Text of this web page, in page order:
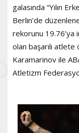
galasında “Yılın
Berlin’de
rekorunu 19.76’ya
olan başarılı atlete
Karamarinov ile
Atletizm